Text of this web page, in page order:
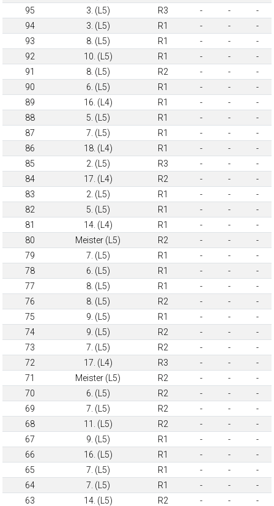
95 3. (L5) R3 - -
-
94
3. (L5) R1 - -
-
93
8. (L5) R1 - -
-
92
10. (L5) R1 - -
-
91
8. (L5) R2 - -
-
90
6. (L5) R1 - -
-
89
16. (L4) R1 - -
-
88
5. (L5) R1 - -
-
87
7. (L5) R1 - -
-
86
18. (L4) R1 - -
-
85
2. (L5) R3 - -
-
84
17. (L4) R2 - -
-
83
2. (L5) R1 - -
-
82
5. (L5) R1 - -
-
81
14. (L4) R1 - -
-
80
Meister (L5) R2 - -
-
79
7. (L5) R1 - -
-
78
6. (L5) R1 - -
-
77
8. (L5) R1 - -
-
76
8. (L5) R2 - -
-
75
9. (L5) R1 - -
-
74
9. (L5) R2 - -
-
73
7. (L5) R2 - -
-
72
17. (L4) R3 - -
-
71
Meister (L5) R2 - -
-
70
6. (L5) R2 - -
-
69
7. (L5) R2 - -
-
68
11. (L5) R2 - -
-
67
9. (L5) R1 - -
-
66
16. (L5) R1 - -
-
65
7. (L5) R1 - -
-
64
7. (L5) R1 - -
-
63
14. (L5) R2 - -
-